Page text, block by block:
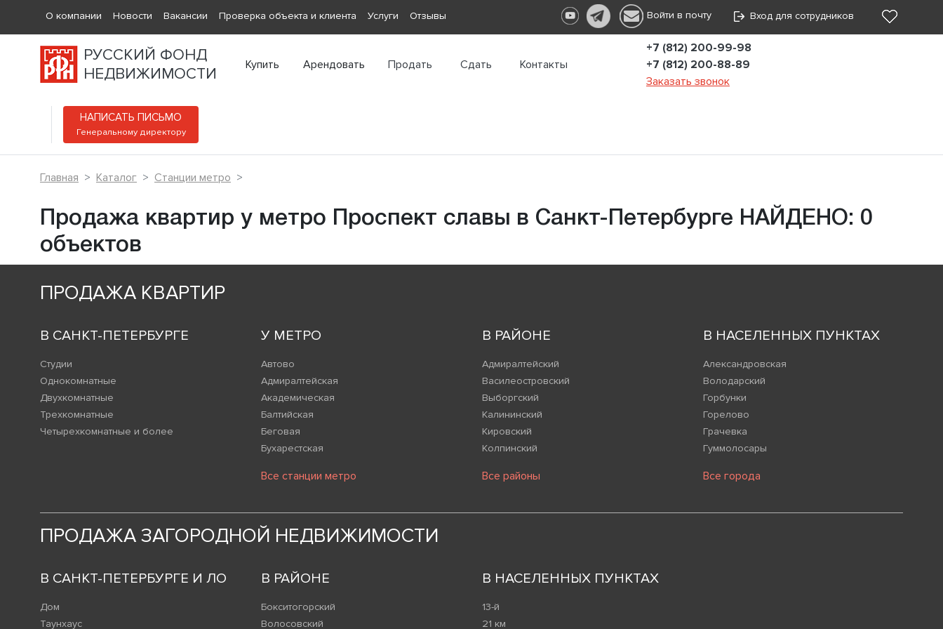
О компании Новости Вакансии Проверка объекта и клиента Услуги Отзывы Войти в почту Вход для сотрудников
РУССКИЙ ФОНД
НЕДВИЖИМОСТИ
Купить Арендовать Продать Сдать Контакты
+7 (812) 200-99-98
+7 (812) 200-88-89
Заказать звонок
НАПИСАТЬ ПИСЬМО
Генеральному директору
Главная Каталог Станции метро
Продажа квартир у метро Проспект славы в Санкт-Петербурге НАЙДЕНО: 0
объектов
ПРОДАЖА КВАРТИР
В САНКТ-ПЕТЕРБУРГЕ
Студии
Однокомнатные
Двухкомнатные
Трехкомнатные
Четырехкомнатные и более
У МЕТРО
Автово
Адмиралтейская
Академическая
Балтийская
Беговая
Бухарестская
Все станции метро
В РАЙОНЕ
Адмиралтейский
Василеостровский
Выборгский
Калининский
Кировский
Колпинский
Все районы
В НАСЕЛЕННЫХ ПУНКТАХ
Александровская
Володарский
Горбунки
Горелово
Грачевка
Гуммолосары
Все города
ПРОДАЖА ЗАГОРОДНОЙ НЕДВИЖИМОСТИ
В САНКТ-ПЕТЕРБУРГЕ И ЛО
Дом
Таунхаус
В РАЙОНЕ
Бокситогорский
Волосовский
В НАСЕЛЕННЫХ ПУНКТАХ
13-й
21 км